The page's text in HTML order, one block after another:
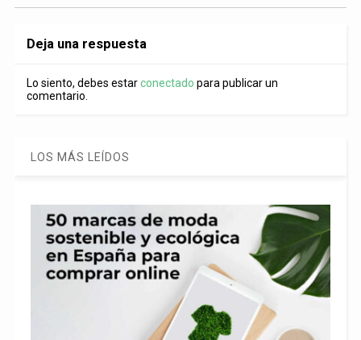
Deja una respuesta
Lo siento, debes estarconectado para publicar un
comentario.
LOS MÁS LEÍDOS